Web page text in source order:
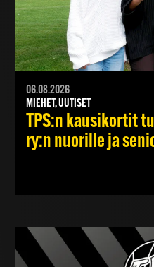
06.08.2026
MIEHET, UUTISET
TPS:n kausikortit
ry:n nuorille ja